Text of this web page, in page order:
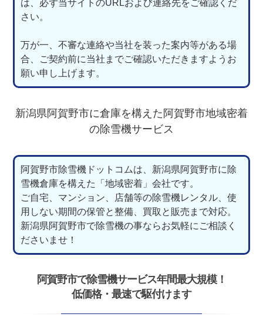
は、必ず当サイトのURLおよび連絡先をご確認くだ
さい。
万が一、不審な連絡や当社を装った案内等がある場
合、ご契約前に当社までご確認いただきますようお
願い申し上げます。
新潟県阿賀野市に倉庫を構えた阿賀野市地域密着
の除雪機サービス
阿賀野市除雪機ドットコムは、新潟県阿賀野市に除
雪機倉庫を構えた「地域密着」会社です。
ご自宅、マンション、店舗等の除雪機レンタル、使
用しない期間の保管と整備、買取と販売まで対応。
新潟県阿賀野市で除雪機の事ならお気軽にご相談く
ださいませ！
阿賀野市で除雪機サービス年間最大規模！
低価格・最速で駆付けます